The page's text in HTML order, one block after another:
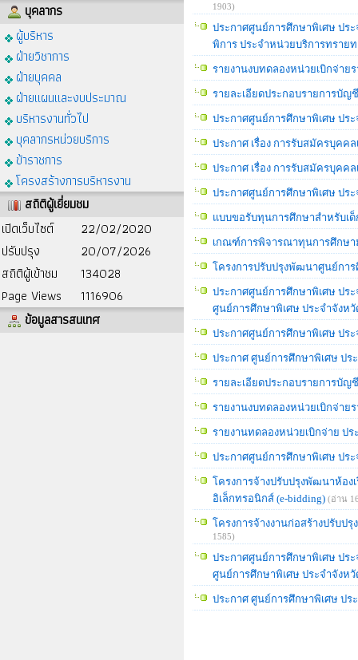
บุคลากร
ผู้บริหาร
ฝ่ายวิชาการ
ฝ่ายบุคคล
ฝ่ายแผนและงบประมาณ
บริหารงานทั่วไป
บุคลากรหน่วยบริการ
ข้าราชการ
โครงสร้างการบริหารงาน
สถิติผู้เยี่ยมชม
เปิดเว็บไซต์
22/02/2020
ปรับปรุง
20/07/2026
สถิติผู้เข้าชม
134028
Page Views
1116906
ข้อมูลสารสนเทศ
1903)
ประกาศศูนย์การศึกษาพิเศษ ประ
พิการ ประจำหน่วยบริการทราย
รายงานงบทดลองหน่วยเบิกจ่าย
รายละเอียดประกอบรายการบั
ประกาศศูนย์การศึกษาพิเศษ ปร
ประกาศ เรื่อง การรับสมัครบุคค
ประกาศ เรื่อง การรับสมัครบุคค
ประกาศศูนย์การศึกษาพิเศษ ปร
แบบขอรับทุนการศึกษาสำหรับเ
เกณฑ์การพิจารณาทุนการศึกษ
โครงการปรับปรุงพัฒนาศูนย์กา
ประกาศศูนย์การศึกษาพิเศษ ปร
ศูนย์การศึกษาพิเศษ ประจำจังห
ประกาศศูนย์การศึกษาพิเศษ ปร
ประกาศ ศูนย์การศึกษาพิเศษ ปร
รายละเอียดประกอบรายการบั
รายงานงบทดลองหน่วยเบิกจ่าย
รายงานทดลองหน่วยเบิกจ่าย ป
ประกาศศูนย์การศึกษาพิเศษ ปร
โครงการจ้างปรับปรุงพัฒนาห้อง
อิเล็กทรอนิกส์ (e-bidding) (อ่าน
โครงการจ้างงานก่อสร้างปรับป
1585)
ประกาศศูนย์การศึกษาพิเศษ ปร
ศูนย์การศึกษาพิเศษ ประจำจังห
ประกาศ ศูนย์การศึกษาพิเศษ ปร